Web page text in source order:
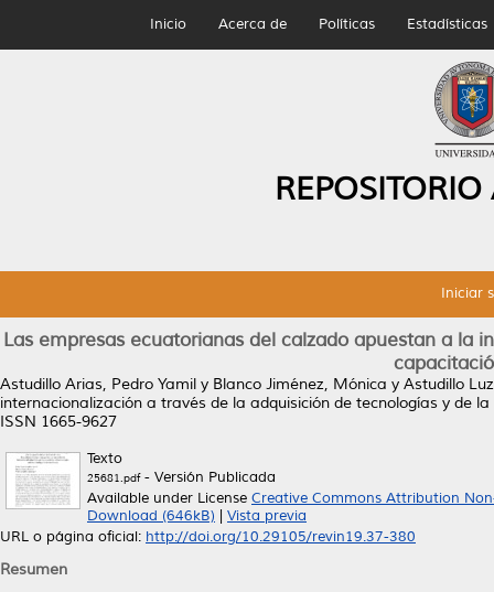
Inicio Acerca de Políticas Estadísticas
Iniciar
Las empresas ecuatorianas del calzado apuestan a la
Astudillo Arias, Pedro Yamil y Blanco Jiménez, Mónica y Astudillo
internacionalización a través de la adquisición de tecnologías y de
ISSN 1665-9627
Texto
25681.pdf- Versión Publicada
Available under License Creative Commons Attribution
Download (646kB)
Vista previa
URL o página oficial: http://doi.org/10.29105/revin19.37-380
Resumen